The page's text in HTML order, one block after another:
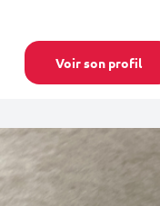
Voir son profil